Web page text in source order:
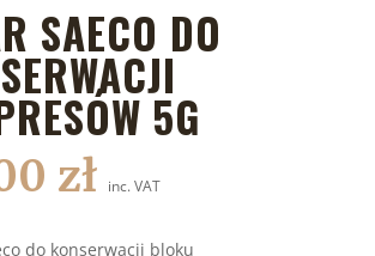
SAECO DO
5G
zł inc. VAT
do konserwacji bloku